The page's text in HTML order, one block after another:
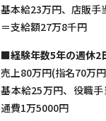
基本給23万円、店販手
＝支給額27万8千円
■経験年数5年の週休2
売上80万円(指名70万
基本給25万円、役職
通費1万5000円